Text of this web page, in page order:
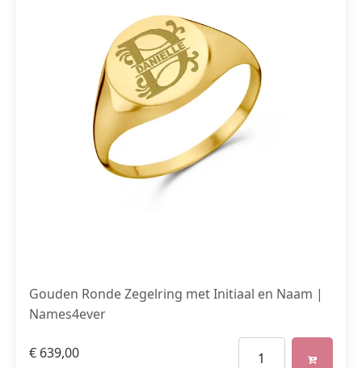
Gouden Ronde Zegelring met Initiaal en Naam |
Names4ever
€ 639,00